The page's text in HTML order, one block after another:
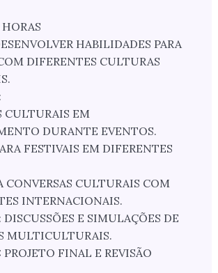
HABILIDADES PARA
DIFERENTES CULTURAS
CULTURAIS EM
DURANTE EVENTOS.
FESTIVAIS EM DIFERENTES
CONVERSAS CULTURAIS COM
INTERNACIONAIS.
E SIMULAÇÕES DE
MULTICULTURAIS.
FINAL E REVISÃO